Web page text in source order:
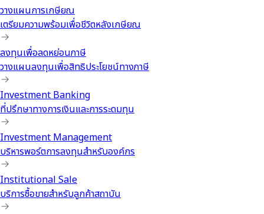
วางแผนการเกษียณ
เตรียมความพร้อมเพื่อชีวิตหลังเกษียณ
ลงทุนเพื่อลดหย่อนภาษี
วางแผนลงทุนเพื่อสิทธิประโยชน์ทางภาษี
Investment Banking
ที่ปรึกษาทางการเงินและการระดมทุน
Investment Management
บริหารพอร์ตการลงทุนสำหรับองค์กร
Institutional Sale
บริการซื้อขายสำหรับลูกค้าสถาบัน